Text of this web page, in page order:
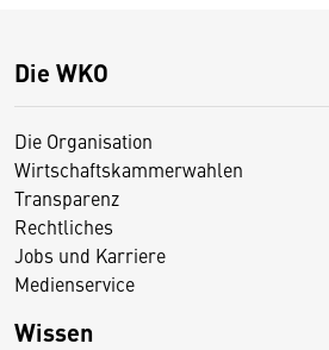
Die WKO
Die Organisation
Wirtschaftskammerwahlen
Transparenz
Rechtliches
Jobs und Karriere
Medienservice
Wissen